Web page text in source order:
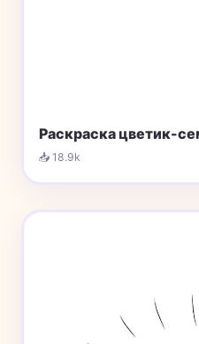
Раскраска цветик-
📥 18.9k